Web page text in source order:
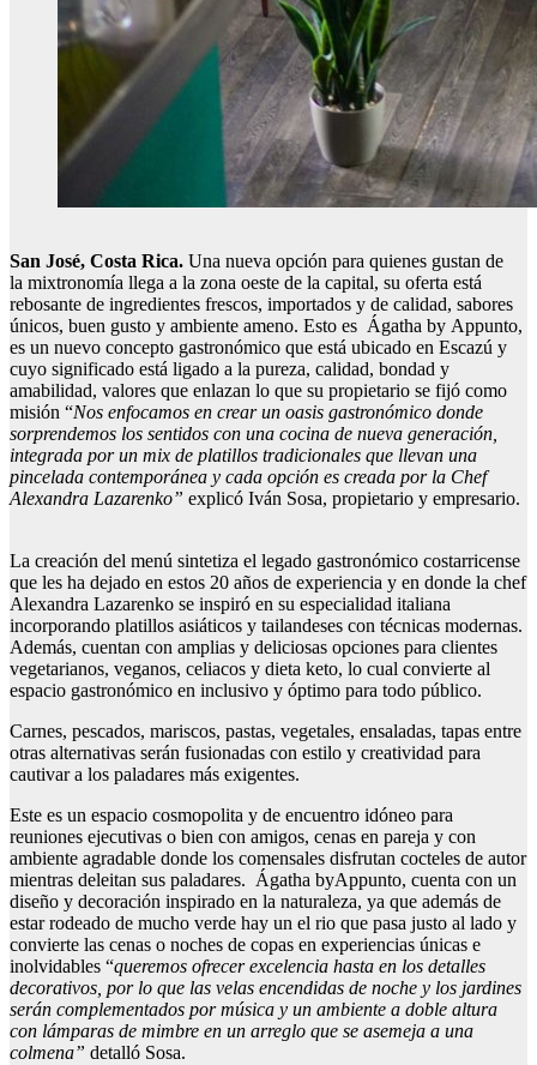
San José, Costa Rica. Una nueva opción para quienes gustan de
la mixtronomía llega a la zona oeste de la capital, su oferta está
rebosante de ingredientes frescos, importados y de calidad, sabores
únicos, buen gusto y ambiente ameno. Esto es Ágatha by Appunto,
es un nuevo concepto gastronómico que está ubicado en Escazú y
cuyo significado está ligado a la pureza, calidad, bondad y
amabilidad, valores que enlazan lo que su propietario se fijó como
misión “Nos enfocamos en crear un oasis gastronómico donde
sorprendemos los sentidos con una cocina de nueva generación,
integrada por un mix de platillos tradicionales que llevan una
pincelada contemporánea y cada opción es creada por la Chef
Alexandra Lazarenko” explicó Iván Sosa, propietario y empresario.
La creación del menú sintetiza el legado gastronómico costarricense
que les ha dejado en estos 20 años de experiencia y en donde la chef
Alexandra Lazarenko se inspiró en su especialidad italiana
incorporando platillos asiáticos y tailandeses con técnicas modernas.
Además, cuentan con amplias y deliciosas opciones para clientes
vegetarianos, veganos, celiacos y dieta keto, lo cual convierte al
espacio gastronómico en inclusivo y óptimo para todo público.
Carnes, pescados, mariscos, pastas, vegetales, ensaladas, tapas entre
otras alternativas serán fusionadas con estilo y creatividad para
cautivar a los paladares más exigentes.
Este es un espacio cosmopolita y de encuentro idóneo para
reuniones ejecutivas o bien con amigos, cenas en pareja y con
ambiente agradable donde los comensales disfrutan cocteles de autor
mientras deleitan sus paladares. Ágatha byAppunto, cuenta con un
diseño y decoración inspirado en la naturaleza, ya que además de
estar rodeado de mucho verde hay un el rio que pasa justo al lado y
convierte las cenas o noches de copas en experiencias únicas e
inolvidables “queremos ofrecer excelencia hasta en los detalles
decorativos, por lo que las velas encendidas de noche y los jardines
serán complementados por música y un ambiente a doble altura
con lámparas de mimbre en un arreglo que se asemeja a una
colmena” detalló Sosa.